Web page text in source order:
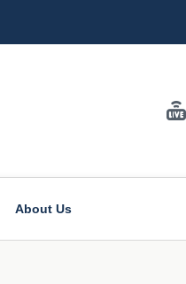
About Us